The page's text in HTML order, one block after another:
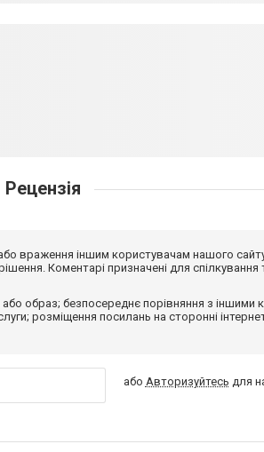
Рецензія
враження іншим користувачам нашого
Коментарі призначені для
образ; безпосереднє порівняння з іншими
розміщення посилань на сторонні
або Авторизуйтесь для